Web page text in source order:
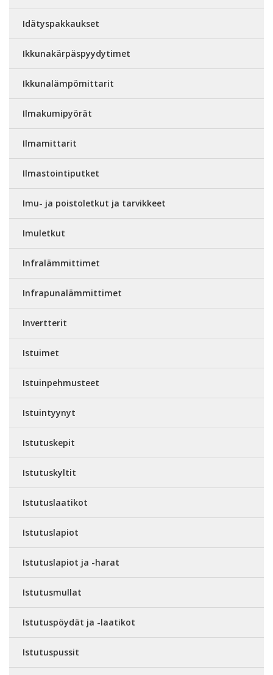
Idätyspakkaukset
Ikkunakärpäspyydytimet
Ikkunalämpömittarit
Ilmakumipyörät
Ilmamittarit
Ilmastointiputket
Imu- ja poistoletkut ja tarvikkeet
Imuletkut
Infralämmittimet
Infrapunalämmittimet
Invertterit
Istuimet
Istuinpehmusteet
Istuintyynyt
Istutuskepit
Istutuskyltit
Istutuslaatikot
Istutuslapiot
Istutuslapiot ja -harat
Istutusmullat
Istutuspöydät ja -laatikot
Istutuspussit